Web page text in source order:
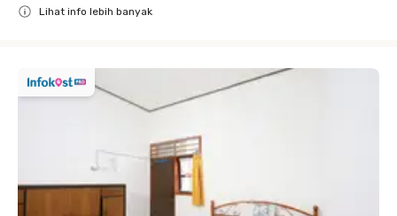
Lihat info lebih banyak